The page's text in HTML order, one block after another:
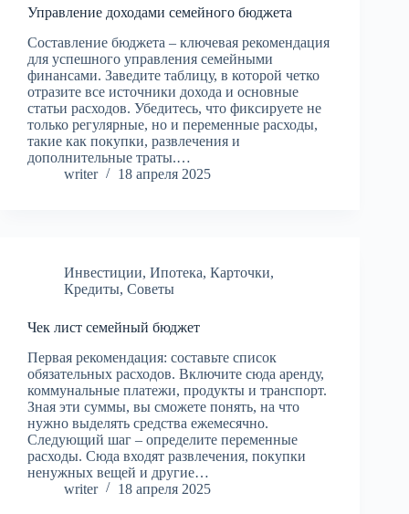
Управление доходами семейного бюджета
Составление бюджета – ключевая рекомендация
для успешного управления семейными
финансами. Заведите таблицу, в которой четко
отразите все источники дохода и основные
статьи расходов. Убедитесь, что фиксируете не
только регулярные, но и переменные расходы,
такие как покупки, развлечения и
дополнительные траты.…
writer
18 апреля 2025
Инвестиции, Ипотека, Карточки,
Кредиты, Советы
Чек лист семейный бюджет
Первая рекомендация: составьте список
обязательных расходов. Включите сюда аренду,
коммунальные платежи, продукты и транспорт.
Зная эти суммы, вы сможете понять, на что
нужно выделять средства ежемесячно.
Следующий шаг – определите переменные
расходы. Сюда входят развлечения, покупки
ненужных вещей и другие…
writer
18 апреля 2025